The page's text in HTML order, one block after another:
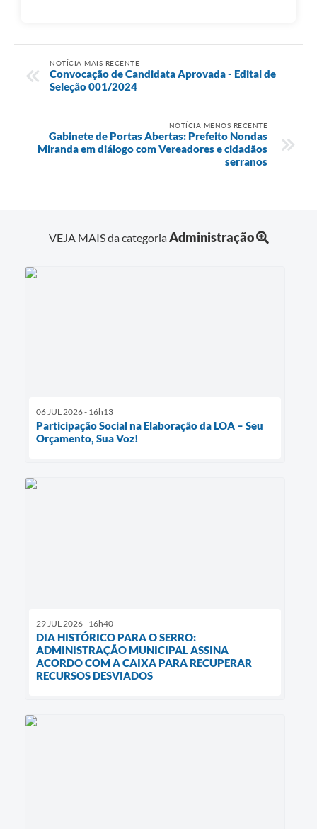
NOTÍCIA MAIS RECENTE
Convocação de Candidata Aprovada - Edital de
Seleção 001/2024
NOTÍCIA MENOS RECENTE
Gabinete de Portas Abertas: Prefeito Nondas
Miranda em diálogo com Vereadores e cidadãos
serranos
VEJA MAIS da categoriaAdministração
06 JUL 2026 - 16h13
Participação Social na Elaboração da LOA – Seu
Orçamento, Sua Voz!
29 JUL 2026 - 16h40
DIA HISTÓRICO PARA O SERRO:
ADMINISTRAÇÃO MUNICIPAL ASSINA
ACORDO COM A CAIXA PARA RECUPERAR
RECURSOS DESVIADOS